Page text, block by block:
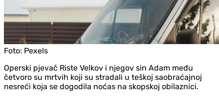
Foto: Pexels
Operski pjevač Riste Velkov i njegov sin Adam među
četvoro su mrtvih koji su stradali u teškoj saobraćajnoj
nesreći koja se dogodila noćas na skopskoj obilaznici.